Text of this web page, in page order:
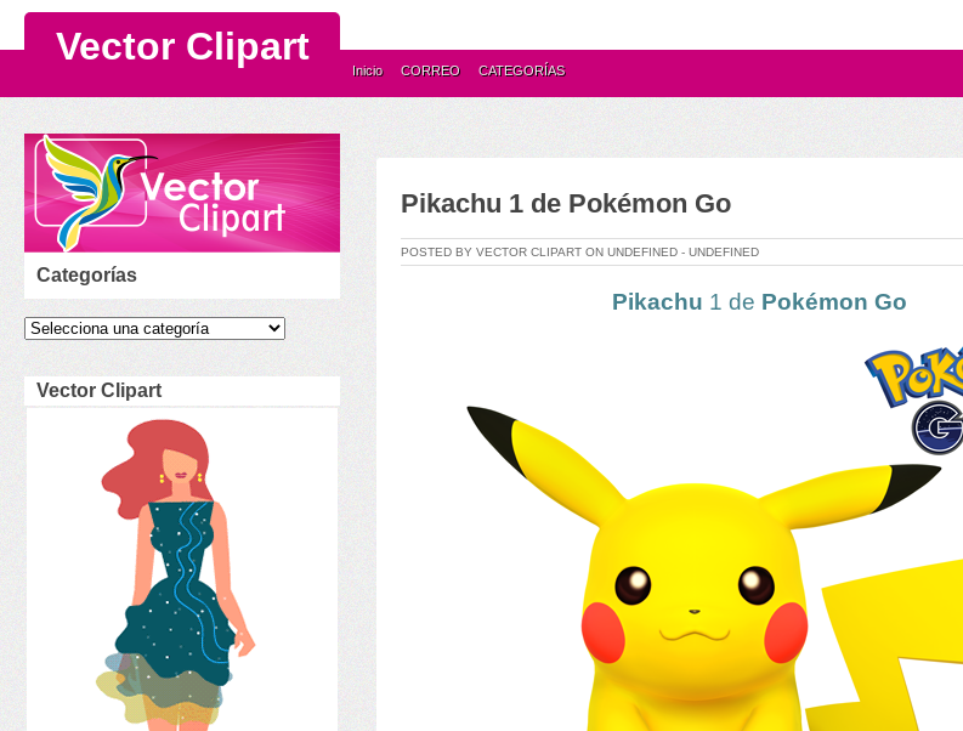
Vector Clipart
Inicio CORREO CATEGORÍAS
Categorías
Vector Clipart
Pikachu 1 de Pokémon Go
POSTED BY VECTOR CLIPART ON UNDEFINED - UNDEFINED
Pikachu 1 de Pokémon Go